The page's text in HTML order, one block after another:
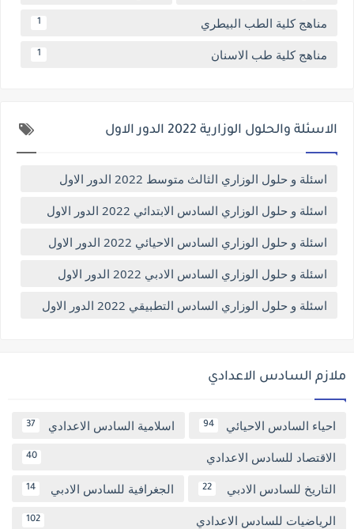
مناهج كلية الطب البيطري 1
مناهج كلية طب الاسنان 1
الاسئلة والحلول الوزارية 2022 الدور الاول
اسئلة و حلول الوزاري الثالث متوسط 2022 الدور الاول
اسئلة و حلول الوزاري السادس الابتدائي 2022 الدور الاول
اسئلة و حلول الوزاري السادس الاحيائي 2022 الدور الاول
اسئلة و حلول الوزاري السادس الادبي 2022 الدور الاول
اسئلة و حلول الوزاري السادس التطبيقي 2022 الدور الاول
ملازم السادس الاعدادي
احياء السادس الاحيائي 94 اسلامية السادس الاعدادي 37
الاقتصاد للسادس الاعدادي 40
التاريخ للسادس الادبي 22 الجغرافية للسادس الادبي 14
الرياضيات للسادس الاعدادي 102